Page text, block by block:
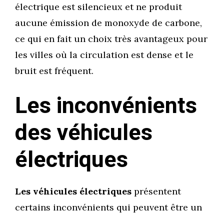
électrique est silencieux et ne produit
aucune émission de monoxyde de carbone,
ce qui en fait un choix très avantageux pour
les villes où la circulation est dense et le
bruit est fréquent.
Les inconvénients
des véhicules
électriques
Les véhicules électriques présentent
certains inconvénients qui peuvent être un